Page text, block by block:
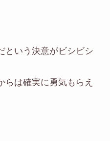
という決意がビシビシ
らは確実に勇気もらえ